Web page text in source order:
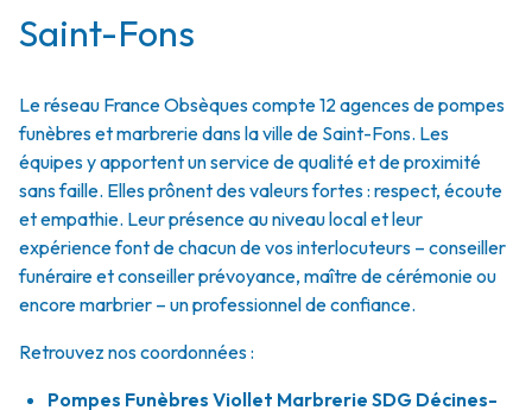
Saint-Fons
Le réseau France Obsèques compte 12 agences de pompes
funèbres et marbrerie dans la ville de Saint-Fons. Les
équipes y apportent un service de qualité et de proximité
sans faille. Elles prônent des valeurs fortes : respect, écoute
et empathie. Leur présence au niveau local et leur
expérience font de chacun de vos interlocuteurs – conseiller
funéraire et conseiller prévoyance, maître de cérémonie ou
encore marbrier – un professionnel de confiance.
Retrouvez nos coordonnées :
Pompes Funèbres Viollet Marbrerie SDG Décines-